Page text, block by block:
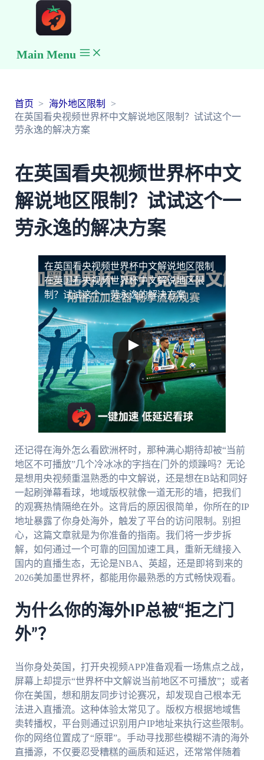
Main Menu
首页
海外地区限制
在英国看央视频世界杯中文解说地区限制？试试这个一
劳永逸的解决方案
在英国看央视频世界杯中文
解说地区限制？试试这个一
劳永逸的解决方案
在英国看央视频世界杯中文解说地区限制
在英国看央视频世界杯中文解说地区限
制？试试这个一劳永逸的解决方案
还记得在海外怎么看欧洲杯时，那种满心期待却被“当前
地区不可播放”几个冷冰冰的字挡在门外的烦躁吗？无论
是想用央视频重温熟悉的中文解说，还是想在B站和同好
一起刷弹幕看球，地域版权就像一道无形的墙，把我们
的观赛热情隔绝在外。这背后的原因很简单，你所在的IP
地址暴露了你身处海外，触发了平台的访问限制。别担
心，这篇文章就是为你准备的指南。我们将一步步拆
解，如何通过一个可靠的回国加速工具，重新无缝接入
国内的直播生态，无论是NBA、英超，还是即将到来的
2026美加墨世界杯，都能用你最熟悉的方式畅快观看。
为什么你的海外IP总被“拒之门
外”？
当你身处英国，打开央视频APP准备观看一场焦点之战，
屏幕上却提示“世界杯中文解说当前地区不可播放”；或者
你在美国，想和朋友同步讨论赛况，却发现自己根本无
法进入直播流。这种体验太常见了。版权方根据地域售
卖转播权，平台则通过识别用户IP地址来执行这些限制。
你的网络位置成了“原罪”。手动寻找那些模糊不清的海外
直播源，不仅要忍受糟糕的画质和延迟，还常常伴随着